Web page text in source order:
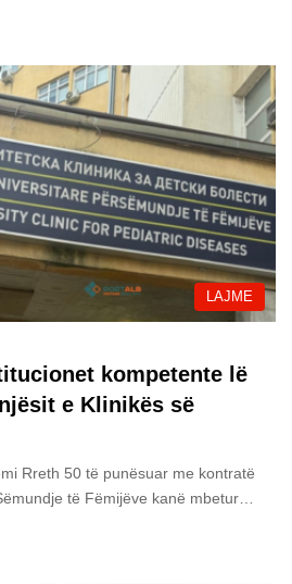
LAJME
kompetente lë
e Klinikës së
Rreth 50 të punësuar me kontratë
të Fëmijëve kanë mbetur…